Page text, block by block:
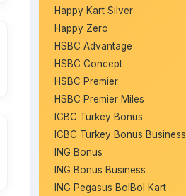
Happy Kart Silver
Happy Zero
HSBC Advantage
HSBC Concept
HSBC Premier
HSBC Premier Miles
ICBC Turkey Bonus
ICBC Turkey Bonus Business
ING Bonus
ING Bonus Business
ING Pegasus BolBol Kart